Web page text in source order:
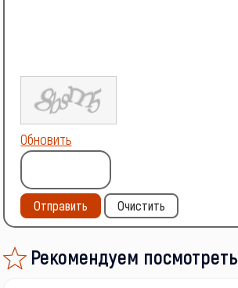
Обновить
Отправить Очистить
Рекомендуем посмотреть